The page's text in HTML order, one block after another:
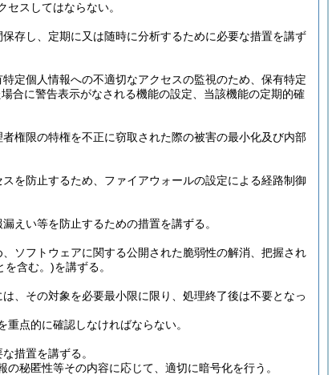
スしてはならない。
存し、定期に又は随時に分析するために必要な措置を講ず
定個人情報への不適切なアクセスの監視のため、保有特定
合に警告表示がなされる機能の設定、当該機能の定期的確
権限の特権を不正に窃取された際の被害の最小化及び内部
を防止するため、ファイアウォールの設定による経路制御
えい等を防止するための措置を講ずる。
ソフトウェアに関する公開された脆弱性の解消、把握され
を含む。)を講ずる。
、その対象を必要最小限に限り、処理終了後は不要となっ
点的に確認しなければならない。
措置を講ずる。
秘匿性等その内容に応じて、適切に暗号化を行う。